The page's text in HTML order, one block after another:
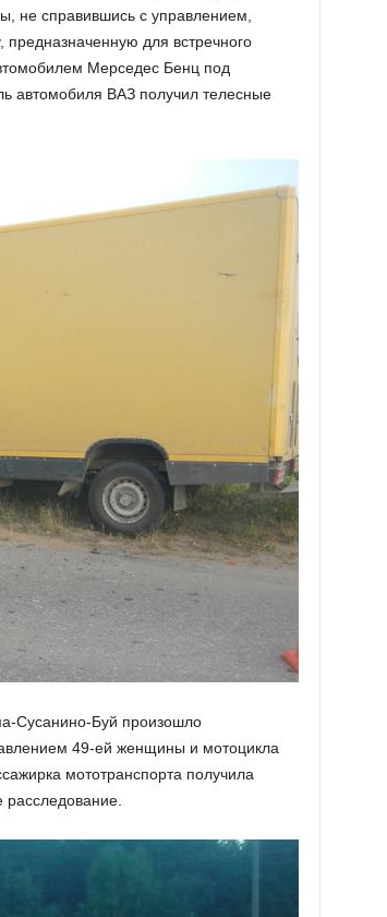
не справившись с управлением,
для встречного
Мерседес Бенц под
автомобиля ВАЗ получил телесные
Сусанино-Буй произошло
49-ей женщины и мотоцикла
мототранспорта получила
расследование.